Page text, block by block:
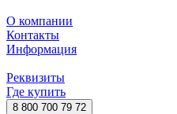
О компании
Контакты
Информация
Реквизиты
Где купить
8 800 700 79 72